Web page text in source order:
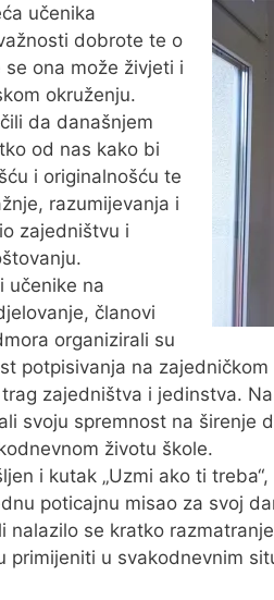
učenika
dobrote te o
se ona može živjeti i
okruženju.
da današnjem
od nas kako bi
i originalnošću te
razumijevanja i
zajedništvu i
učenike na
članovi
organizirali su
potpisivanja na
zajedništva i jedinstva.
svoju spremnost na širenje
životu škole.
i kutak „Uzmi ako ti
poticajnu misao za svoj
nalazilo se kratko
primijeniti u svakodnevnim